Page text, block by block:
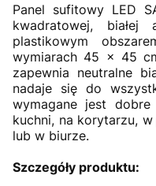
Panel sufitowy LED
kwadratowej, białej
plastikowym
wymiarach 45 x 45
zapewnia neutralne
nadaje się do
wymagane jest
kuchni, na korytarzu,
lub w biurze.
Szczegóły produktu: